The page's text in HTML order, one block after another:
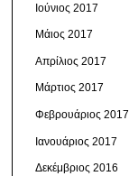
Ιούνιος 2017
Μάιος 2017
Απρίλιος 2017
Μάρτιος 2017
Φεβρουάριος 2017
Ιανουάριος 2017
Δεκέμβριος 2016